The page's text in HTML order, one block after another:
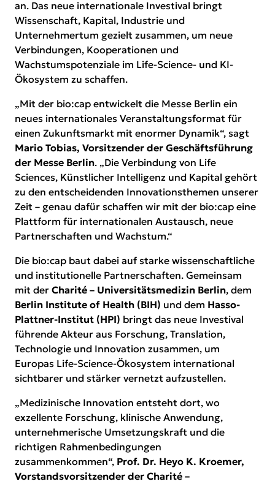
an. Das neue internationale Investival bringt
Wissenschaft, Kapital, Industrie und
Unternehmertum gezielt zusammen, um neue
Verbindungen, Kooperationen und
Wachstumspotenziale im Life-Science- und KI-
Ökosystem zu schaffen.
„Mit der bio:cap entwickelt die Messe Berlin ein
neues internationales Veranstaltungsformat für
einen Zukunftsmarkt mit enormer Dynamik“, sagt
Mario Tobias, Vorsitzender der Geschäftsführung
der Messe Berlin. „Die Verbindung von Life
Sciences, Künstlicher Intelligenz und Kapital gehört
zu den entscheidenden Innovationsthemen unserer
Zeit – genau dafür schaffen wir mit der bio:cap eine
Plattform für internationalen Austausch, neue
Partnerschaften und Wachstum.“
Die bio:cap baut dabei auf starke wissenschaftliche
und institutionelle Partnerschaften. Gemeinsam
mit derCharité – Universitätsmedizin Berlin, dem
Berlin Institute of Health (BIH) und dem Hasso-
Plattner-Institut (HPI) bringt das neue Investival
führende Akteur aus Forschung, Translation,
Technologie und Innovation zusammen, um
Europas Life-Science-Ökosystem international
sichtbarer und stärker vernetzt aufzustellen.
„Medizinische Innovation entsteht dort, wo
exzellente Forschung, klinische Anwendung,
unternehmerische Umsetzungskraft und die
richtigen Rahmenbedingungen
zusammenkommen“, Prof. Dr. Heyo K. Kroemer,
Vorstandsvorsitzender der Charité –